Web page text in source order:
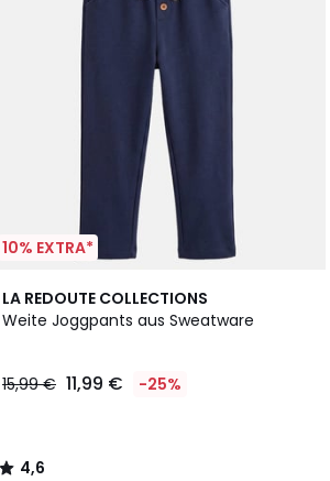
10% EXTRA*
LA REDOUTE COLLECTIONS
Weite Joggpants aus Sweatware
15,99 € 11,99 € -25%
4,6
/ 5
4,6